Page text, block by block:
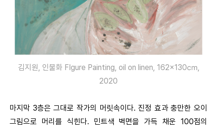
김지원, 인물화 FIgure Painting, oil on linen, 162×130㎝,
2020
마지막 3층은 그대로 작가의 머릿속이다. 진정 효과 충만한 오이
그림으로 머리를 식힌다. 민트색 벽면을 가득 채운 100점의